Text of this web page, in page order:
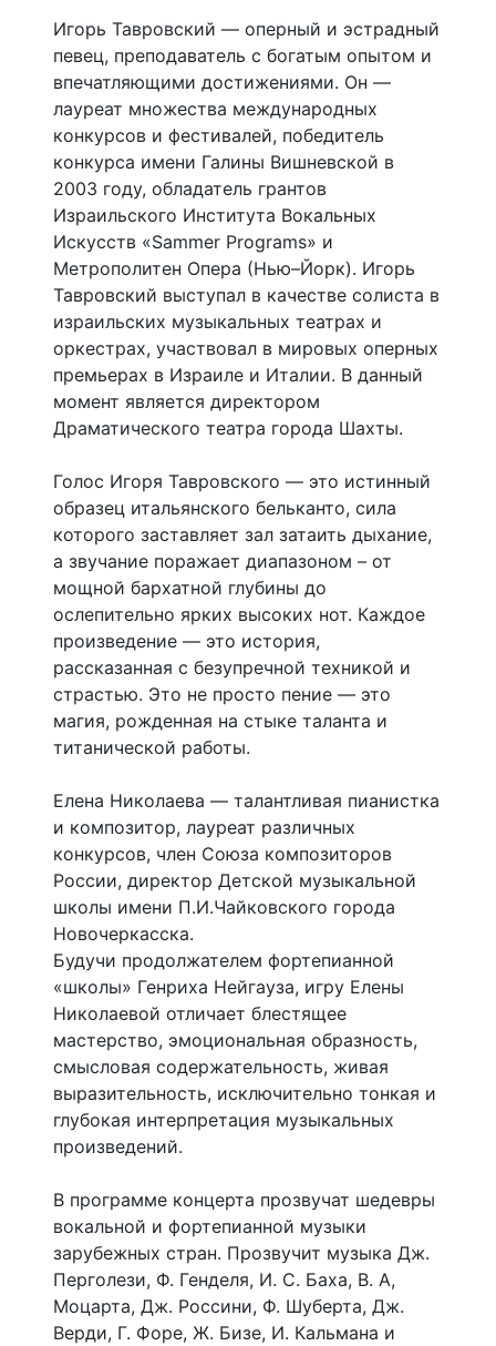
Игорь Тавровский — оперный и эстрадный
певец, преподаватель с богатым опытом и
впечатляющими достижениями. Он —
лауреат множества международных
конкурсов и фестивалей, победитель
конкурса имени Галины Вишневской в
2003 году, обладатель грантов
Израильского Института Вокальных
Искусств «Sammer Programs» и
Метрополитен Опера (Нью–Йорк). Игорь
Тавровский выступал в качестве солиста в
израильских музыкальных театрах и
оркестрах, участвовал в мировых оперных
премьерах в Израиле и Италии. В данный
момент является директором
Драматического театра города Шахты.
Голос Игоря Тавровского — это истинный
образец итальянского бельканто, сила
которого заставляет зал затаить дыхание,
а звучание поражает диапазоном – от
мощной бархатной глубины до
ослепительно ярких высоких нот. Каждое
произведение — это история,
рассказанная с безупречной техникой и
страстью. Это не просто пение — это
магия, рожденная на стыке таланта и
титанической работы.
Елена Николаева — талантливая пианистка
и композитор, лауреат различных
конкурсов, член Союза композиторов
России, директор Детской музыкальной
школы имени П.И.Чайковского города
Новочеркасска.
Будучи продолжателем фортепианной
«школы» Генриха Нейгауза, игру Елены
Николаевой отличает блестящее
мастерство, эмоциональная образность,
смысловая содержательность, живая
выразительность, исключительно тонкая и
глубокая интерпретация музыкальных
произведений.
В программе концерта прозвучат шедевры
вокальной и фортепианной музыки
зарубежных стран. Прозвучит музыка Дж.
Перголези, Ф. Генделя, И. С. Баха, В. А,
Моцарта, Дж. Россини, Ф. Шуберта, Дж.
Верди, Г. Форе, Ж. Бизе, И. Кальмана и